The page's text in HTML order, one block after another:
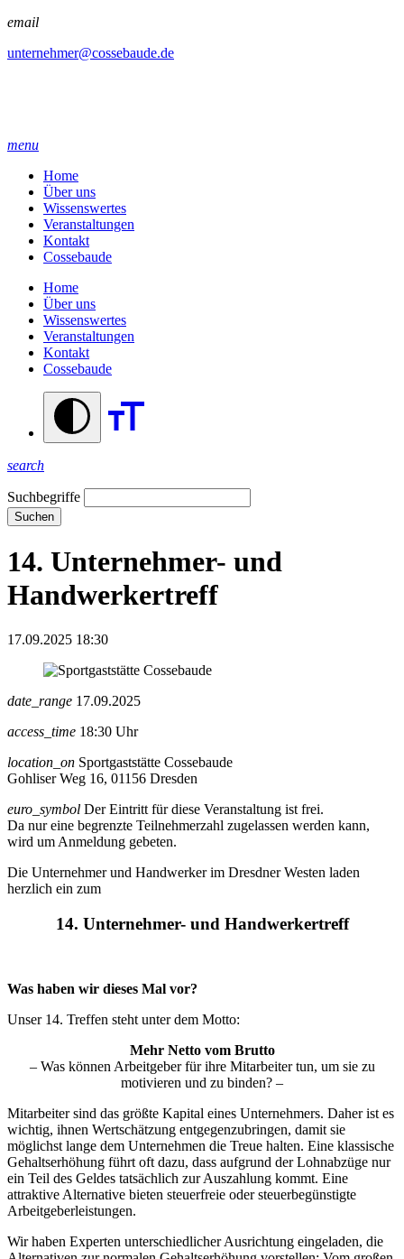
email
unternehmer@cossebaude.de
menu
Home
Über uns
Wissenswertes
Veranstaltungen
Kontakt
Cossebaude
Home
Über uns
Wissenswertes
Veranstaltungen
Kontakt
Cossebaude
search
Suchbegriffe
Suchen
14. Unternehmer- und
Handwerkertreff
17.09.2025 18:30
date_range 17.09.2025
access_time 18:30 Uhr
location_on Sportgaststätte Cossebaude
Gohliser Weg 16, 01156 Dresden
euro_symbol Der Eintritt für diese Veranstaltung ist frei.
Da nur eine begrenzte Teilnehmerzahl zugelassen werden kann,
wird um Anmeldung gebeten.
Die Unternehmer und Handwerker im Dresdner Westen laden
herzlich ein zum
14. Unternehmer- und Handwerkertreff
Was haben wir dieses Mal vor?
Unser 14. Treffen steht unter dem Motto:
Mehr Netto vom Brutto
– Was können Arbeitgeber für ihre Mitarbeiter tun, um sie zu
motivieren und zu binden? –
Mitarbeiter sind das größte Kapital eines Unternehmers. Daher ist es
wichtig, ihnen Wertschätzung entgegenzubringen, damit sie
möglichst lange dem Unternehmen die Treue halten. Eine klassische
Gehaltserhöhung führt oft dazu, dass aufgrund der Lohnabzüge nur
ein Teil des Geldes tatsächlich zur Auszahlung kommt. Eine
attraktive Alternative bieten steuerfreie oder steuerbegünstigte
Arbeitgeberleistungen.
Wir haben Experten unterschiedlicher Ausrichtung eingeladen, die